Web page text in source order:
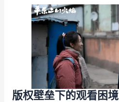
版权壁垒下的观看困境